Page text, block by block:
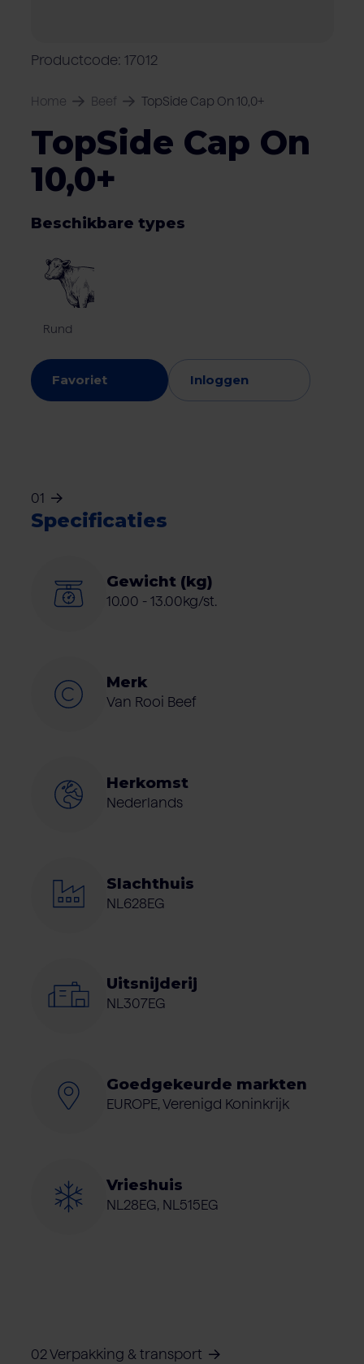
Keurmerken & certificaten
Productcode: 17012
Home Beef TopSide Cap On 10,0+
TopSide Cap On
10,0+
Beschikbare types
Rund
Favoriet Inloggen
01
Specificaties
Gewicht (kg)
10.00 - 13.00kg/st.
Merk
Van Rooi Beef
Herkomst
Nederlands
Slachthuis
NL628EG
Uitsnijderij
NL307EG
Goedgekeurde markten
EUROPE, Verenigd Koninkrijk
Vrieshuis
NL28EG, NL515EG
02 Verpakking & transport